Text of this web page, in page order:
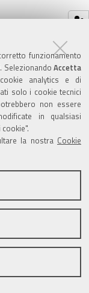
funzionamento
Selezionando Accetta
analytics e di
solo i cookie tecnici
non essere
in qualsiasi
la nostra Cookie